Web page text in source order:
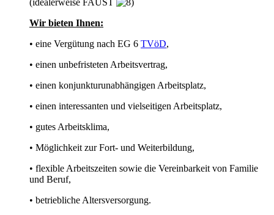
(idealerweise FAUST
Wir bieten Ihnen:
• eine Vergütung nach EG 6 TVöD,
• einen unbefristeten Arbeitsvertrag,
• einen konjunkturunabhängigen Arbeitsplatz,
• einen interessanten und vielseitigen Arbeitsplatz,
• gutes Arbeitsklima,
• Möglichkeit zur Fort- und Weiterbildung,
• flexible Arbeitszeiten sowie die Vereinbarkeit von Familie
und Beruf,
• betriebliche Altersversorgung.